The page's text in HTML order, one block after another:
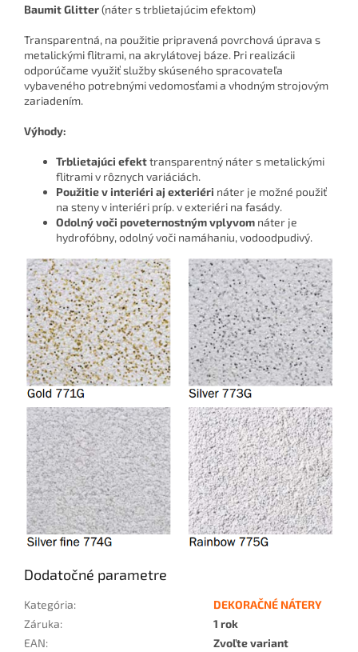
Baumit Glitter(náter s trblietajúcim efektom)
Transparentná, na použitie pripravená povrchová úprava s
metalickými flitrami, na akrylátovej báze. Pri realizácii
odporúčame využiť služby skúseného spracovateľa
vybaveného potrebnými vedomosťami a vhodným strojovým
zariadením.
Výhody:
Trblietajúci efekttransparentný náter s metalickými
flitrami v rôznych variáciách.
Použitie v interiéri aj exteriéri náter je možné použiť
na steny v interiéri príp. v exteriéri na fasády.
Odolný voči poveternostným vplyvom náter je
hydrofóbny, odolný voči namáhaniu, vodoodpudivý.
Dodatočné parametre
Kategória:
DEKORAČNÉ NÁTERY
Záruka:
1 rok
EAN:
Zvoľte variant